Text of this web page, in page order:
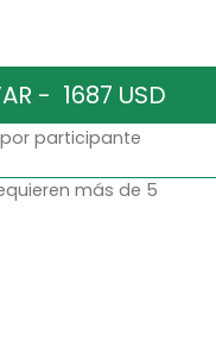
participante
más de 5